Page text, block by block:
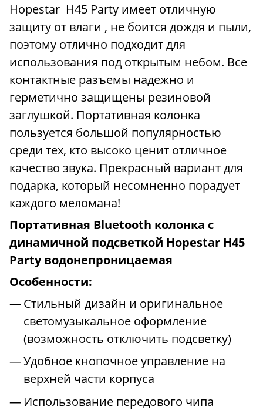
Hopestar Н45 Party имеет отличную
защиту от влаги , не боится дождя и пыли,
поэтому отлично подходит для
использования под открытым небом. Все
контактные разъемы надежно и
герметично защищены резиновой
заглушкой. Портативная колонка
пользуется большой популярностью
среди тех, кто высоко ценит отличное
качество звука. Прекрасный вариант для
подарка, который несомненно порадует
каждого меломана!
Портативная Bluetooth колонка с
динамичной подсветкой Hopestar H45
Party водонепроницаемая
Особенности:
Стильный дизайн и оригинальное
светомузыкальное оформление
(возможность отключить подсветку)
Удобное кнопочное управление на
верхней части корпуса
Использование передового чипа